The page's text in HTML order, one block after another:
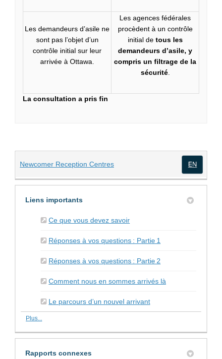
Les demandeurs d’asile ne
sont pas l’objet d’un
contrôle initial sur leur
arrivée à Ottawa.
Les agences fédérales
procèdent à un contrôle
initial detous les
demandeurs d’asile, y
compris un filtrage de la
sécurité.
La consultation a pris fin
Newcomer Reception Centres(Liens externes)
Liens importants
Ce que vous devez savoir(Liens externes)
Réponses à vos questions : Partie 1
Réponses à vos questions : Partie 2
Comment nous en sommes arrivés là
Le parcours d’un nouvel arrivant
Plus...
Rapports connexes